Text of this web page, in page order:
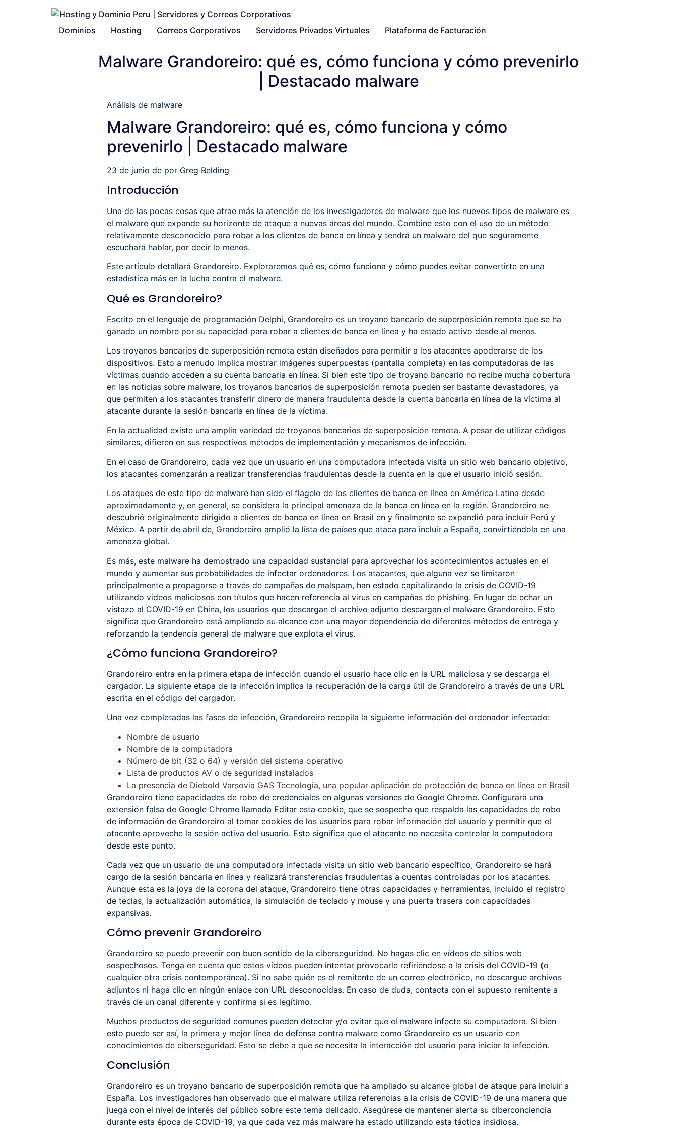
Dominios Hosting Correos Corporativos Servidores Privados Virtuales Plataforma de Facturación
Malware Grandoreiro: qué es, cómo funciona y cómo prevenirlo
| Destacado malware
Análisis de malware
Malware Grandoreiro: qué es, cómo funciona y cómo
prevenirlo | Destacado malware
23 de junio de por Greg Belding
Introducción
Una de las pocas cosas que atrae más la atención de los investigadores de malware que los nuevos tipos de malware es
el malware que expande su horizonte de ataque a nuevas áreas del mundo. Combine esto con el uso de un método
relativamente desconocido para robar a los clientes de banca en línea y tendrá un malware del que seguramente
escuchará hablar, por decir lo menos.
Este artículo detallará Grandoreiro. Exploraremos qué es, cómo funciona y cómo puedes evitar convertirte en una
estadística más en la lucha contra el malware.
Qué es Grandoreiro?
Escrito en el lenguaje de programación Delphi, Grandoreiro es un troyano bancario de superposición remota que se ha
ganado un nombre por su capacidad para robar a clientes de banca en línea y ha estado activo desde al menos.
Los troyanos bancarios de superposición remota están diseñados para permitir a los atacantes apoderarse de los
dispositivos. Esto a menudo implica mostrar imágenes superpuestas (pantalla completa) en las computadoras de las
víctimas cuando acceden a su cuenta bancaria en línea. Si bien este tipo de troyano bancario no recibe mucha cobertura
en las noticias sobre malware, los troyanos bancarios de superposición remota pueden ser bastante devastadores, ya
que permiten a los atacantes transferir dinero de manera fraudulenta desde la cuenta bancaria en línea de la víctima al
atacante durante la sesión bancaria en línea de la víctima.
En la actualidad existe una amplia variedad de troyanos bancarios de superposición remota. A pesar de utilizar códigos
similares, difieren en sus respectivos métodos de implementación y mecanismos de infección.
En el caso de Grandoreiro, cada vez que un usuario en una computadora infectada visita un sitio web bancario objetivo,
los atacantes comenzarán a realizar transferencias fraudulentas desde la cuenta en la que el usuario inició sesión.
Los ataques de este tipo de malware han sido el flagelo de los clientes de banca en línea en América Latina desde
aproximadamente y, en general, se considera la principal amenaza de la banca en línea en la región. Grandoreiro se
descubrió originalmente dirigido a clientes de banca en línea en Brasil en y finalmente se expandió para incluir Perú y
México. A partir de abril de, Grandoreiro amplió la lista de países que ataca para incluir a España, convirtiéndola en una
amenaza global.
Es más, este malware ha demostrado una capacidad sustancial para aprovechar los acontecimientos actuales en el
mundo y aumentar sus probabilidades de infectar ordenadores. Los atacantes, que alguna vez se limitaron
principalmente a propagarse a través de campañas de malspam, han estado capitalizando la crisis de COVID-19
utilizando videos maliciosos con títulos que hacen referencia al virus en campañas de phishing. En lugar de echar un
vistazo al COVID-19 en China, los usuarios que descargan el archivo adjunto descargan el malware Grandoreiro. Esto
significa que Grandoreiro está ampliando su alcance con una mayor dependencia de diferentes métodos de entrega y
reforzando la tendencia general de malware que explota el virus.
¿Cómo funciona Grandoreiro?
Grandoreiro entra en la primera etapa de infección cuando el usuario hace clic en la URL maliciosa y se descarga el
cargador. La siguiente etapa de la infección implica la recuperación de la carga útil de Grandoreiro a través de una URL
escrita en el código del cargador.
Una vez completadas las fases de infección, Grandoreiro recopila la siguiente información del ordenador infectado:
Nombre de usuario
Nombre de la computadora
Número de bit (32 o 64) y versión del sistema operativo
Lista de productos AV o de seguridad instalados
La presencia de Diebold Varsovia GAS Tecnologia, una popular aplicación de protección de banca en línea en Brasil
Grandoreiro tiene capacidades de robo de credenciales en algunas versiones de Google Chrome. Configurará una
extensión falsa de Google Chrome llamada Editar esta cookie, que se sospecha que respalda las capacidades de robo
de información de Grandoreiro al tomar cookies de los usuarios para robar información del usuario y permitir que el
atacante aproveche la sesión activa del usuario. Esto significa que el atacante no necesita controlar la computadora
desde este punto.
Cada vez que un usuario de una computadora infectada visita un sitio web bancario específico, Grandoreiro se hará
cargo de la sesión bancaria en línea y realizará transferencias fraudulentas a cuentas controladas por los atacantes.
Aunque esta es la joya de la corona del ataque, Grandoreiro tiene otras capacidades y herramientas, incluido el registro
de teclas, la actualización automática, la simulación de teclado y mouse y una puerta trasera con capacidades
expansivas.
Cómo prevenir Grandoreiro
Grandoreiro se puede prevenir con buen sentido de la ciberseguridad. No hagas clic en vídeos de sitios web
sospechosos. Tenga en cuenta que estos vídeos pueden intentar provocarle refiriéndose a la crisis del COVID-19 (o
cualquier otra crisis contemporánea). Si no sabe quién es el remitente de un correo electrónico, no descargue archivos
adjuntos ni haga clic en ningún enlace con URL desconocidas. En caso de duda, contacta con el supuesto remitente a
través de un canal diferente y confirma si es legítimo.
Muchos productos de seguridad comunes pueden detectar y/o evitar que el malware infecte su computadora. Si bien
esto puede ser así, la primera y mejor línea de defensa contra malware como Grandoreiro es un usuario con
conocimientos de ciberseguridad. Esto se debe a que se necesita la interacción del usuario para iniciar la infección.
Conclusión
Grandoreiro es un troyano bancario de superposición remota que ha ampliado su alcance global de ataque para incluir a
España. Los investigadores han observado que el malware utiliza referencias a la crisis de COVID-19 de una manera que
juega con el nivel de interés del público sobre este tema delicado. Asegúrese de mantener alerta su ciberconciencia
durante esta época de COVID-19, ya que cada vez más malware ha estado utilizando esta táctica insidiosa.